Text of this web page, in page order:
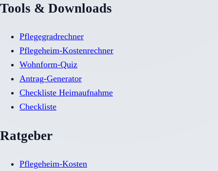
Tools & Downloads
Pflegegradrechner
Pflegeheim-Kostenrechner
Wohnform-Quiz
Antrag-Generator
Checkliste Heimaufnahme
Checkliste
Ratgeber
Pflegeheim-Kosten